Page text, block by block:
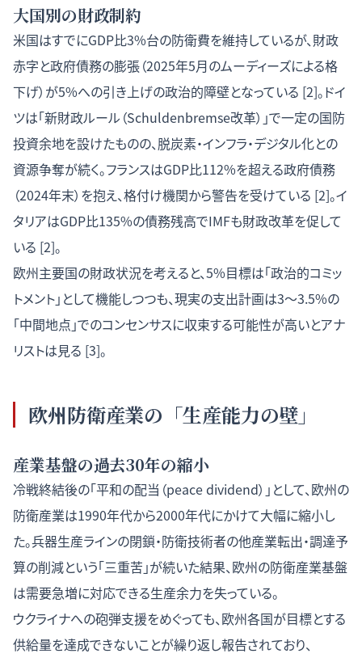
大国別の財政制約
米国はすでにGDP比3%台の防衛費を維持しているが、財政
赤字と政府債務の膨張（2025年5月のムーディーズによる格
下げ）が5%への引き上げの政治的障壁となっている [2]。ドイ
ツは「新財政ルール（Schuldenbremse改革）」で一定の国防
投資余地を設けたものの、脱炭素・インフラ・デジタル化との
資源争奪が続く。フランスはGDP比112%を超える政府債務
（2024年末）を抱え、格付け機関から警告を受けている [2]。イ
タリアはGDP比135%の債務残高でIMFも財政改革を促して
いる [2]。
欧州主要国の財政状況を考えると、5%目標は「政治的コミッ
トメント」として機能しつつも、現実の支出計画は3〜3.5%の
「中間地点」でのコンセンサスに収束する可能性が高いとアナ
リストは見る [3]。
欧州防衛産業の「生産能力の壁」
産業基盤の過去30年の縮小
冷戦終結後の「平和の配当（peace dividend）」として、欧州の
防衛産業は1990年代から2000年代にかけて大幅に縮小し
た。兵器生産ラインの閉鎖・防衛技術者の他産業転出・調達予
算の削減という「三重苦」が続いた結果、欧州の防衛産業基盤
は需要急増に対応できる生産余力を失っている。
ウクライナへの砲弾支援をめぐっても、欧州各国が目標とする
供給量を達成できないことが繰り返し報告されており、